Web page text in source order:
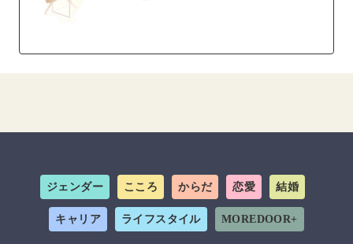
ジェンダー こころ からだ 恋愛 結婚
キャリア ライフスタイル MOREDOOR+